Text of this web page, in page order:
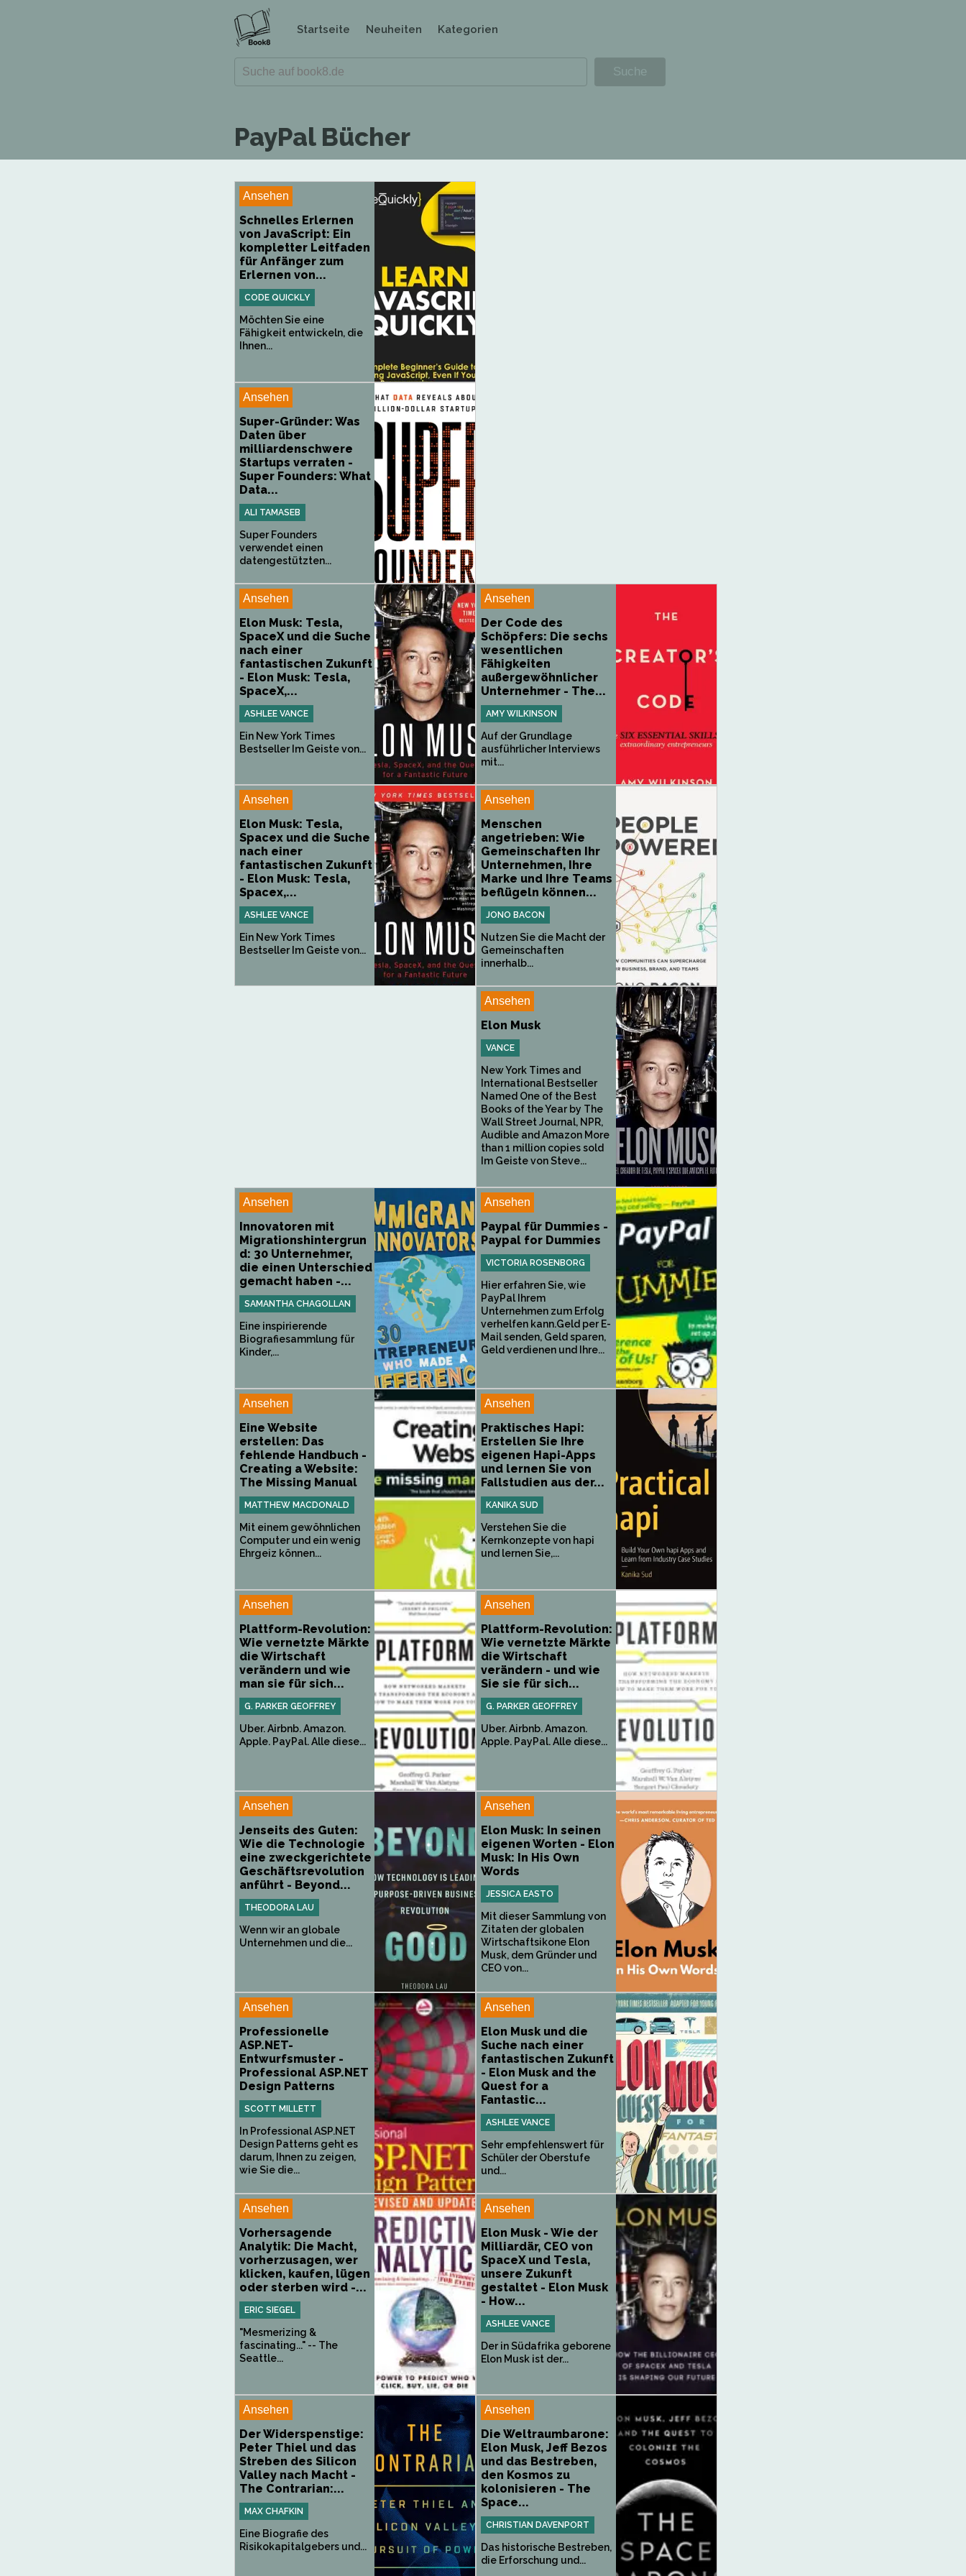
Startseite Neuheiten Kategorien
PayPal Bücher
Ansehen
Schnelles Erlernen
von JavaScript: Ein
kompletter Leitfaden
für Anfänger zum
Erlernen von...
CODE QUICKLY
Möchten Sie eine
Fähigkeit entwickeln, die
Ihnen...
Ansehen
Super-Gründer: Was
Daten über
milliardenschwere
Startups verraten -
Super Founders: What
Data...
ALI TAMASEB
Super Founders
verwendet einen
datengestützten...
Ansehen
Elon Musk: Tesla,
SpaceX und die Suche
nach einer
fantastischen Zukunft
- Elon Musk: Tesla,
SpaceX,...
ASHLEE VANCE
Ein New York Times
Bestseller Im Geiste von...
Ansehen
Der Code des
Schöpfers: Die sechs
wesentlichen
Fähigkeiten
außergewöhnlicher
Unternehmer - The...
AMY WILKINSON
Auf der Grundlage
ausführlicher Interviews
mit...
Ansehen
Elon Musk: Tesla,
Spacex und die Suche
nach einer
fantastischen Zukunft
- Elon Musk: Tesla,
Spacex,...
ASHLEE VANCE
Ein New York Times
Bestseller Im Geiste von...
Ansehen
Menschen
angetrieben: Wie
Gemeinschaften Ihr
Unternehmen, Ihre
Marke und Ihre Teams
beflügeln können...
JONO BACON
Nutzen Sie die Macht der
Gemeinschaften
innerhalb...
Ansehen
Elon Musk
VANCE
New York Times and
International Bestseller
Named One of the Best
Books of the Year by The
Wall Street Journal, NPR,
Audible and Amazon More
than 1 million copies sold
Im Geiste von Steve...
Ansehen
Innovatoren mit
Migrationshintergrun
d: 30 Unternehmer,
die einen Unterschied
gemacht haben -...
SAMANTHA CHAGOLLAN
Eine inspirierende
Biografiesammlung für
Kinder,...
Ansehen
Paypal für Dummies -
Paypal for Dummies
VICTORIA ROSENBORG
Hier erfahren Sie, wie
PayPal Ihrem
Unternehmen zum Erfolg
verhelfen kann.Geld per E-
Mail senden, Geld sparen,
Geld verdienen und Ihre...
Ansehen
Eine Website
erstellen: Das
fehlende Handbuch -
Creating a Website:
The Missing Manual
MATTHEW MACDONALD
Mit einem gewöhnlichen
Computer und ein wenig
Ehrgeiz können...
Ansehen
Praktisches Hapi:
Erstellen Sie Ihre
eigenen Hapi-Apps
und lernen Sie von
Fallstudien aus der...
KANIKA SUD
Verstehen Sie die
Kernkonzepte von hapi
und lernen Sie,...
Ansehen
Plattform-Revolution:
Wie vernetzte Märkte
die Wirtschaft
verändern und wie
man sie für sich...
G. PARKER GEOFFREY
Uber. Airbnb. Amazon.
Apple. PayPal. Alle diese...
Ansehen
Plattform-Revolution:
Wie vernetzte Märkte
die Wirtschaft
verändern - und wie
Sie sie für sich...
G. PARKER GEOFFREY
Uber. Airbnb. Amazon.
Apple. PayPal. Alle diese...
Ansehen
Jenseits des Guten:
Wie die Technologie
eine zweckgerichtete
Geschäftsrevolution
anführt - Beyond...
THEODORA LAU
Wenn wir an globale
Unternehmen und die...
Ansehen
Elon Musk: In seinen
eigenen Worten - Elon
Musk: In His Own
Words
JESSICA EASTO
Mit dieser Sammlung von
Zitaten der globalen
Wirtschaftsikone Elon
Musk, dem Gründer und
CEO von...
Ansehen
Professionelle
ASP.NET-
Entwurfsmuster -
Professional ASP.NET
Design Patterns
SCOTT MILLETT
In Professional ASP.NET
Design Patterns geht es
darum, Ihnen zu zeigen,
wie Sie die...
Ansehen
Elon Musk und die
Suche nach einer
fantastischen Zukunft
- Elon Musk and the
Quest for a
Fantastic...
ASHLEE VANCE
Sehr empfehlenswert für
Schüler der Oberstufe
und...
Ansehen
Vorhersagende
Analytik: Die Macht,
vorherzusagen, wer
klicken, kaufen, lügen
oder sterben wird -...
ERIC SIEGEL
"Mesmerizing &
fascinating..." -- The
Seattle...
Ansehen
Elon Musk - Wie der
Milliardär, CEO von
SpaceX und Tesla,
unsere Zukunft
gestaltet - Elon Musk
- How...
ASHLEE VANCE
Der in Südafrika geborene
Elon Musk ist der...
Ansehen
Der Widerspenstige:
Peter Thiel und das
Streben des Silicon
Valley nach Macht -
The Contrarian:...
MAX CHAFKIN
Eine Biografie des
Risikokapitalgebers und...
Ansehen
Die Weltraumbarone:
Elon Musk, Jeff Bezos
und das Bestreben,
den Kosmos zu
kolonisieren - The
Space...
CHRISTIAN DAVENPORT
Das historische Bestreben,
die Erforschung und...